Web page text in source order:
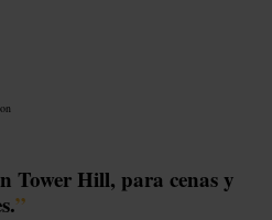
Tower Hill, para cenas y
”